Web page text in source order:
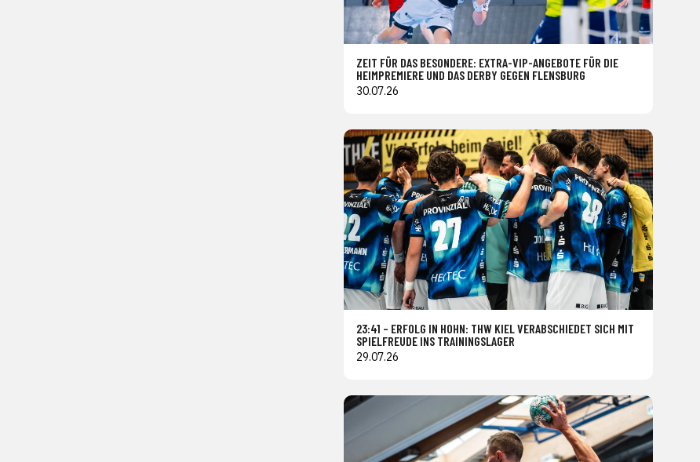
ZEIT FÜR DAS BESONDERE: EXTRA-VIP-ANGEBOTE FÜR DIE
HEIMPREMIERE UND DAS DERBY GEGEN FLENSBURG
30.07.26
23:41 – ERFOLG IN HOHN: THW KIEL VERABSCHIEDET SICH MIT
SPIELFREUDE INS TRAININGSLAGER
29.07.26